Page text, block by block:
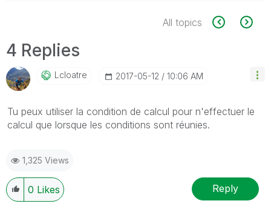
All topics
4 Replies
Lcloatre ‎2017-05-12 10:06 AM
Tu peux utiliser la condition de calcul pour n'effectuer le
calcul que lorsque les conditions sont réunies.
1,325 Views
0 Likes Reply